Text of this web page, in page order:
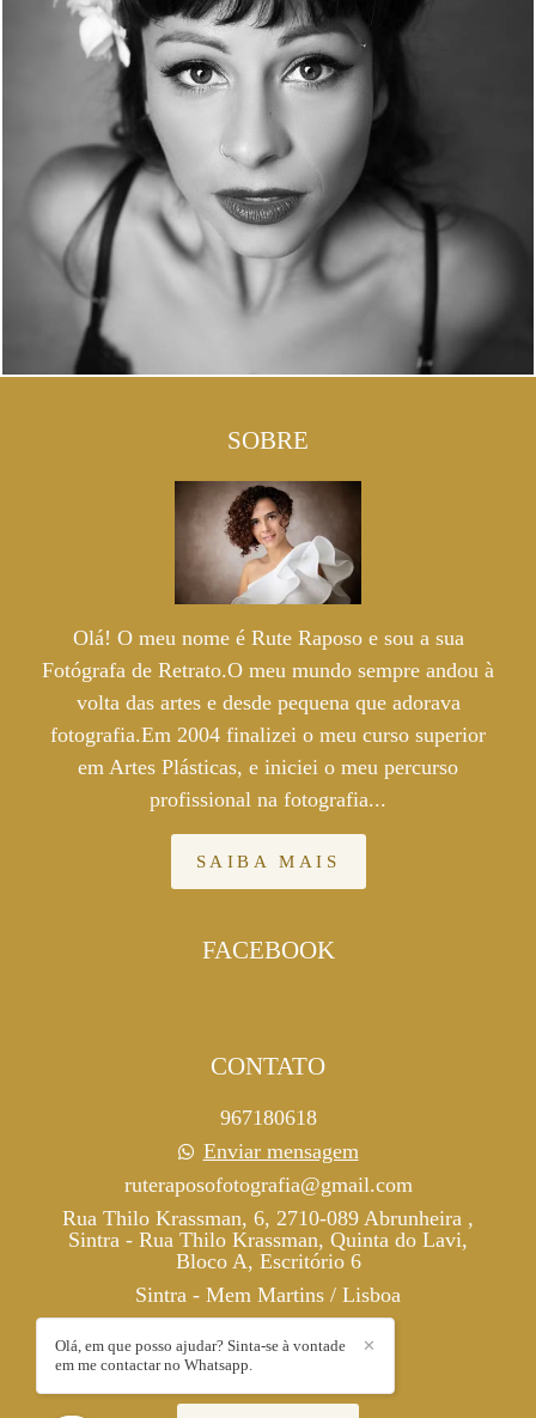
SOBRE
Olá! O meu nome é Rute Raposo e sou a sua
Fotógrafa de Retrato.O meu mundo sempre andou à
volta das artes e desde pequena que adorava
fotografia.Em 2004 finalizei o meu curso superior
em Artes Plásticas, e iniciei o meu percurso
profissional na fotografia...
SAIBA MAIS
FACEBOOK
CONTATO
967180618
Enviar mensagem
ruteraposofotografia@gmail.com
Rua Thilo Krassman, 6, 2710-089 Abrunheira ,
Sintra - Rua Thilo Krassman, Quinta do Lavi,
Bloco A, Escritório 6
Sintra - Mem Martins / Lisboa
✕
Olá, em que posso ajudar? Sinta-se à vontade
em me contactar no Whatsapp.